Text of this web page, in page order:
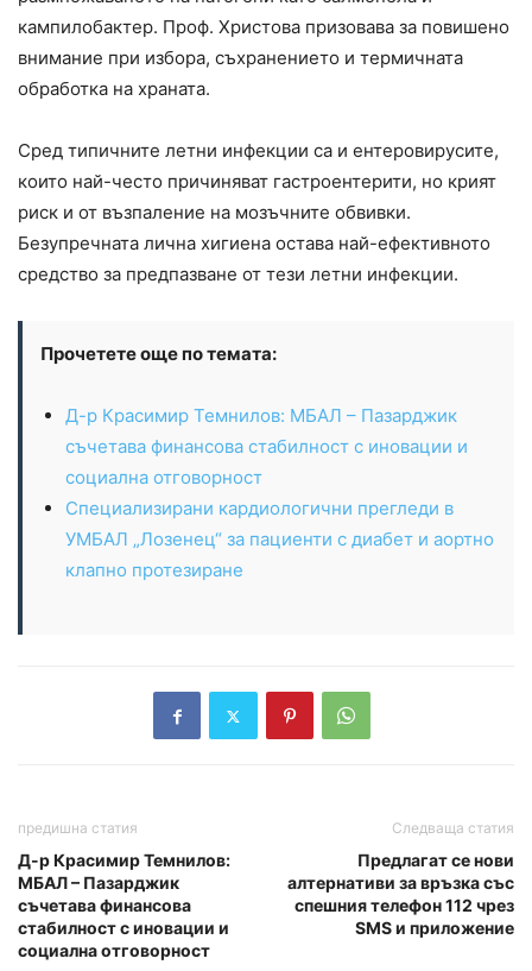
кампилобактер. Проф. Христова призовава за повишено
внимание при избора, съхранението и термичната
обработка на храната.
Сред типичните летни инфекции са и ентеровирусите,
които най-често причиняват гастроентерити, но крият
риск и от възпаление на мозъчните обвивки.
Безупречната лична хигиена остава най-ефективното
средство за предпазване от тези летни инфекции.
Прочетете още по темата:
Д-р Красимир Темнилов: МБАЛ – Пазарджик
съчетава финансова стабилност с иновации и
социална отговорност
Специализирани кардиологични прегледи в
УМБАЛ „Лозенец“ за пациенти с диабет и аортно
клапно протезиране
предишна статия
Д-р Красимир Темнилов:
МБАЛ – Пазарджик
съчетава финансова
стабилност с иновации и
социална отговорност
Следваща статия
Предлагат се нови
алтернативи за връзка със
спешния телефон 112 чрез
SMS и приложение